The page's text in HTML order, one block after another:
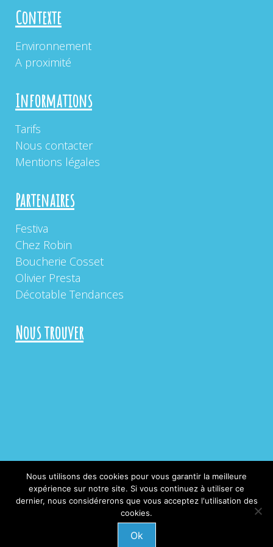
Contexte
Environnement
A proximité
Informations
Tarifs
Nous contacter
Mentions légales
Partenaires
Festiva
Chez Robin
Boucherie Cosset
Olivier Presta
Décotable Tendances
Nous trouver
Copyright "Les Baronnies" 2019 © Tous droits
réservés
Nous utilisons des cookies pour vous garantir la meilleure
expérience sur notre site. Si vous continuez à utiliser ce
dernier, nous considérerons que vous acceptez l'utilisation des
cookies.
Ok